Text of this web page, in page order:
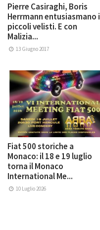
Pierre Casiraghi, Boris
Herrmann entusiasmano i
piccoli velisti. E con
Malizia...
13 Giugno 2017
Fiat 500 storiche a
Monaco: il 18 e 19 luglio
torna il Monaco
International Me...
10 Luglio 2026